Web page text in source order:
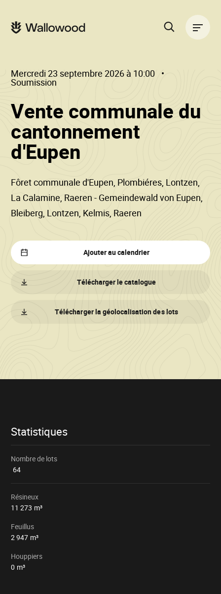
contenu
navigation
principale
Vente communale du
cantonnement
d'Eupen
Wallowood
Mercredi 23 septembre 2026 à 10:00
Soumission
Fôret communale d'Eupen, Plombiéres, Lontzen,
La Calamine, Raeren - Gemeindewald von Eupen,
Bleiberg, Lontzen, Kelmis, Raeren
Ajouter au calendrier
Télécharger le catalogue
Télécharger la géolocalisation des lots
Informations
Statistiques
Nombre de lots
64
Résineux
11 273 m³
Feuillus
2 947 m³
Houppiers
0 m³
principale
site